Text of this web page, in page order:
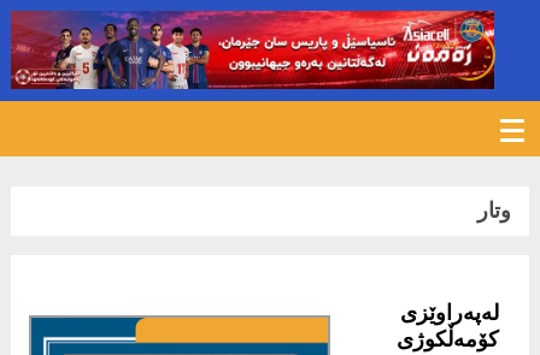
وتار
لەپەراوێزی
كۆمەڵكوژی